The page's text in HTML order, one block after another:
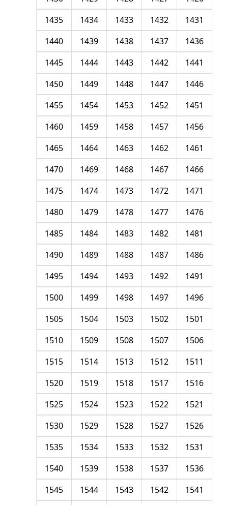
1431
1432
1433
1434
1435
1436
1437
1438
1439
1440
1441
1442
1443
1444
1445
1446
1447
1448
1449
1450
1451
1452
1453
1454
1455
1456
1457
1458
1459
1460
1461
1462
1463
1464
1465
1466
1467
1468
1469
1470
1471
1472
1473
1474
1475
1476
1477
1478
1479
1480
1481
1482
1483
1484
1485
1486
1487
1488
1489
1490
1491
1492
1493
1494
1495
1496
1497
1498
1499
1500
1501
1502
1503
1504
1505
1506
1507
1508
1509
1510
1511
1512
1513
1514
1515
1516
1517
1518
1519
1520
1521
1522
1523
1524
1525
1526
1527
1528
1529
1530
1531
1532
1533
1534
1535
1536
1537
1538
1539
1540
1541
1542
1543
1544
1545